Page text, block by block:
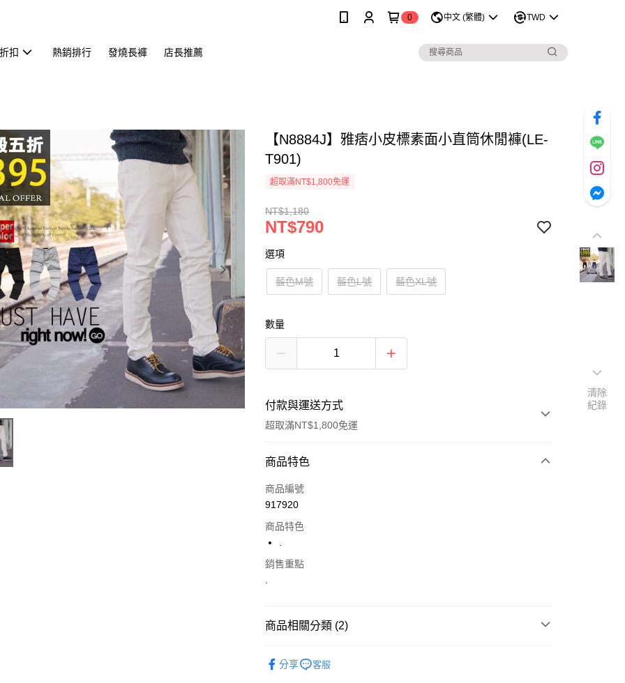
0 中文 (繁體) TWD
扣 熱銷排行 發燒長褲 店長推薦
【N8884J】雅痞小皮標素面小直筒休閒褲(LE-
T901)
超取滿NT$1,800免運
NT$1,180
NT$790
選項
藍色M號 藍色L號 藍色XL號
數量
付款與運送方式
超取滿NT$1,800免運
付款方式
信用卡一次付款
Apple Pay
AFTEE先享後付
商品特色
商品編號
917920
商品特色
銷售重點
商品相關分類 (2)
分享 客服
清除
紀錄